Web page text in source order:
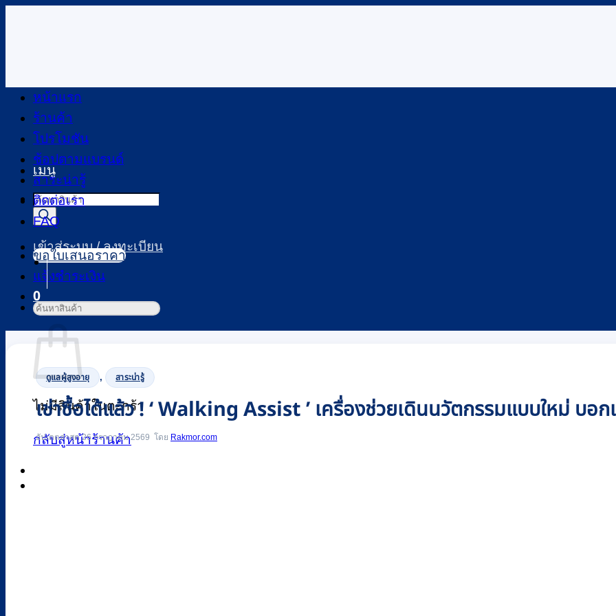
เมนู
Products
search
เข้าสู่ระบบ / ลงทะเบียน
0
ตะกร้าสินค้า
ไม่มีสินค้าในตะกร้า
กลับสู่หน้าร้านค้า
หน้าแรก
ร้านค้า
โปรโมชัน
ช้อปตามแบรนด์
สาระน่ารู้
ติดต่อเรา
FAQ
ขอใบเสนอราคา
แจ้งชำระเงิน
ค้นหา:
ดูแลผู้สูงอายุ , สาระน่ารู้
เช่าซื้อได้แล้ว ! ‘ Walking Assist ’ เครื่องช่วยเดินนวัตกรรมแบบใหม่ บอ
อัปเดตล่าสุด 26 กรกฎาคม 2569 Rakmor.com